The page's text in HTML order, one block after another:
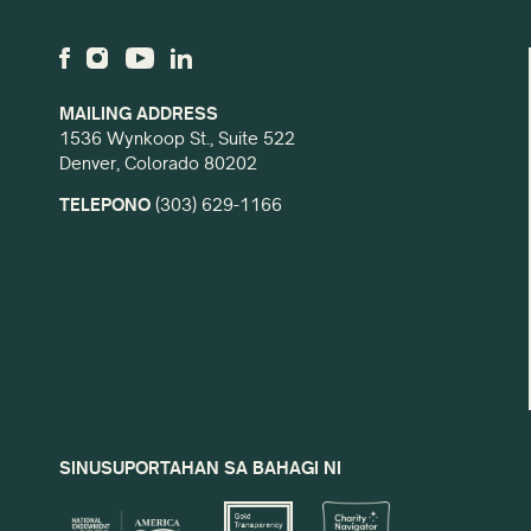
MAILING ADDRESS
1536 Wynkoop St., Suite 522
Denver, Colorado 80202
TELEPONO (303) 629-1166
SINUSUPORTAHAN SA BAHAGI NI